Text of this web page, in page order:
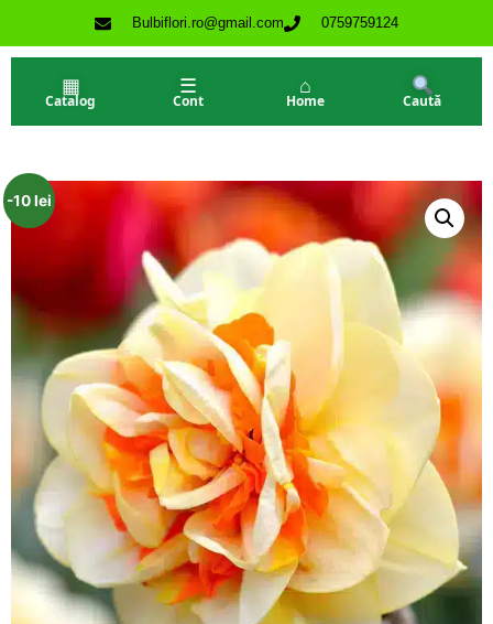
Bulbiflori.ro@gmail.com 0759759124
▦
Catalog
☰
Cont
⌂
Home Caută
-10 lei